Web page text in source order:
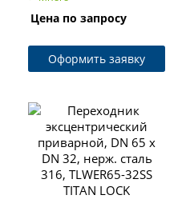
LOCK
Цена по запросу
Оформить заявку